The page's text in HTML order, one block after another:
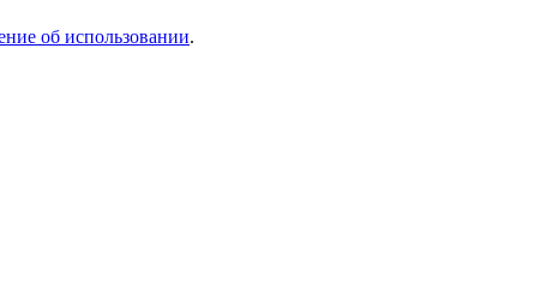
об использовании.